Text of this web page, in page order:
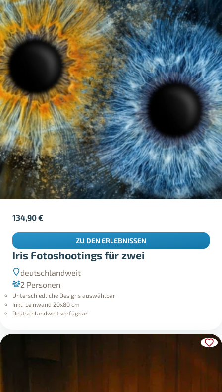
Iris Fotoshootings für zwei
deutschlandweit
2 Personen
Unterschiedliche Designs auswählbar
Inkl. Leinwand 20x80 cm
Deutschlandweit verfügbar
134,90€
ZU DEN ERLEBNISSEN